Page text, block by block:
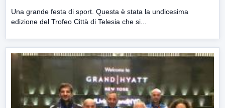
Una grande festa di sport. Questa è stata la undicesima
edizione del Trofeo Città di Telesia che si...